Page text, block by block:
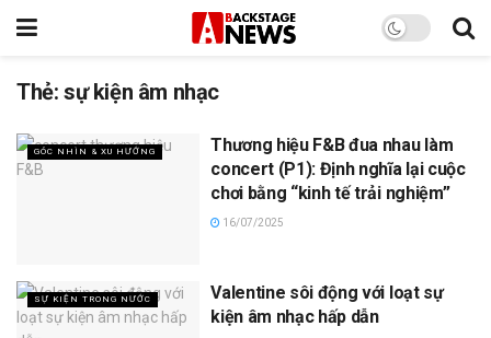
Thẻ:sự kiện âm nhạc
GÓC NHÌN & XU HƯỚNG
Thương hiệu F&B đua nhau làm
concert (P1): Định nghĩa lại cuộc
chơi bằng “kinh tế trải nghiệm”
16/07/2025
SỰ KIỆN TRONG NƯỚC
Valentine sôi động với loạt sự
kiện âm nhạc hấp dẫn